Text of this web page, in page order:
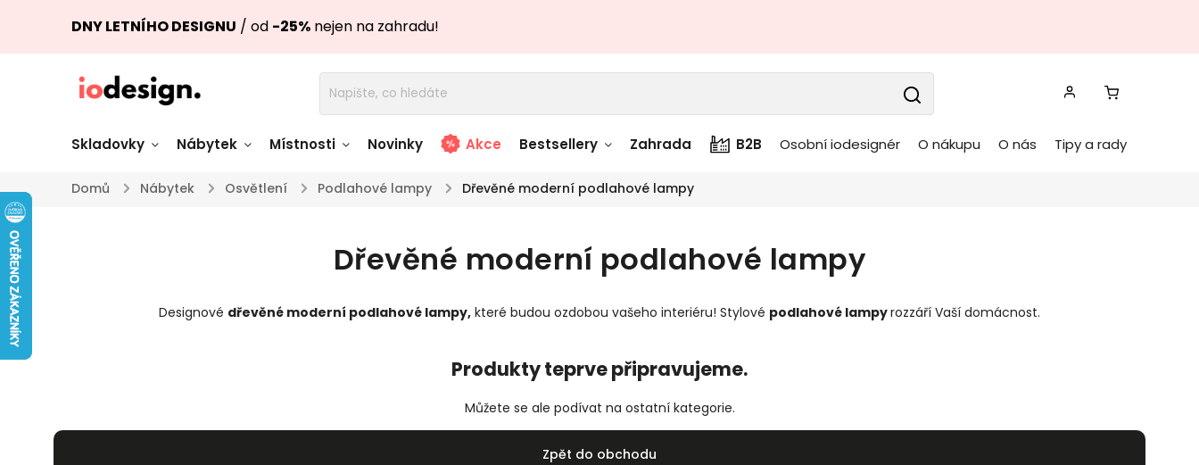
DNY LETNÍHO DESIGNU / od -25% nejen na zahradu!
Skladovky
Židle skladem Stoly skladem Stolky skladem
Úložné prostory
skladem
Zahradní nábytek
skladem
Světla skladem
Doplňky a
Nábytek Místnosti Novinky Akce Bestsellery Zahrada B2B Osobní iodesignér O nákupu O nás Tipy a rady
Domů / Nábytek / Osvětlení / Podlahové lampy / Dřevěné moderní podlahové lampy
Dřevěné moderní podlahové lampy
Designové dřevěné moderní podlahové lampy, které budou ozdobou vašeho interiéru! Stylové podlahové lampyrozzáří Vaší domácnost.
Produkty teprve připravujeme.
Můžete se ale podívat na ostatní kategorie.
Zpět do obchodu